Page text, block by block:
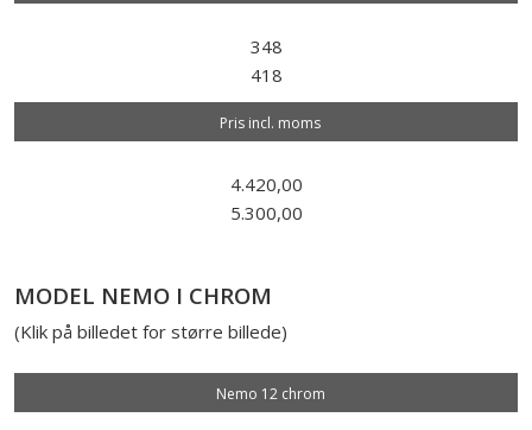
348
418
Pris incl. moms
4.420,00
5.300,00
MODEL NEMO I CHROM
(Klik på billedet for større billede)
Nemo 12 chrom